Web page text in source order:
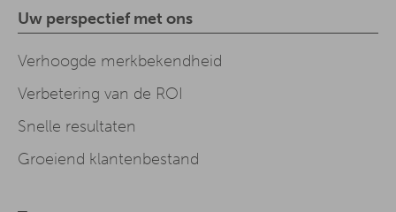
Uw perspectief met ons
Verhoogde merkbekendheid
Verbetering van de ROI
Snelle resultaten
Groeiend klantenbestand